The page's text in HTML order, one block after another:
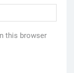
this browser